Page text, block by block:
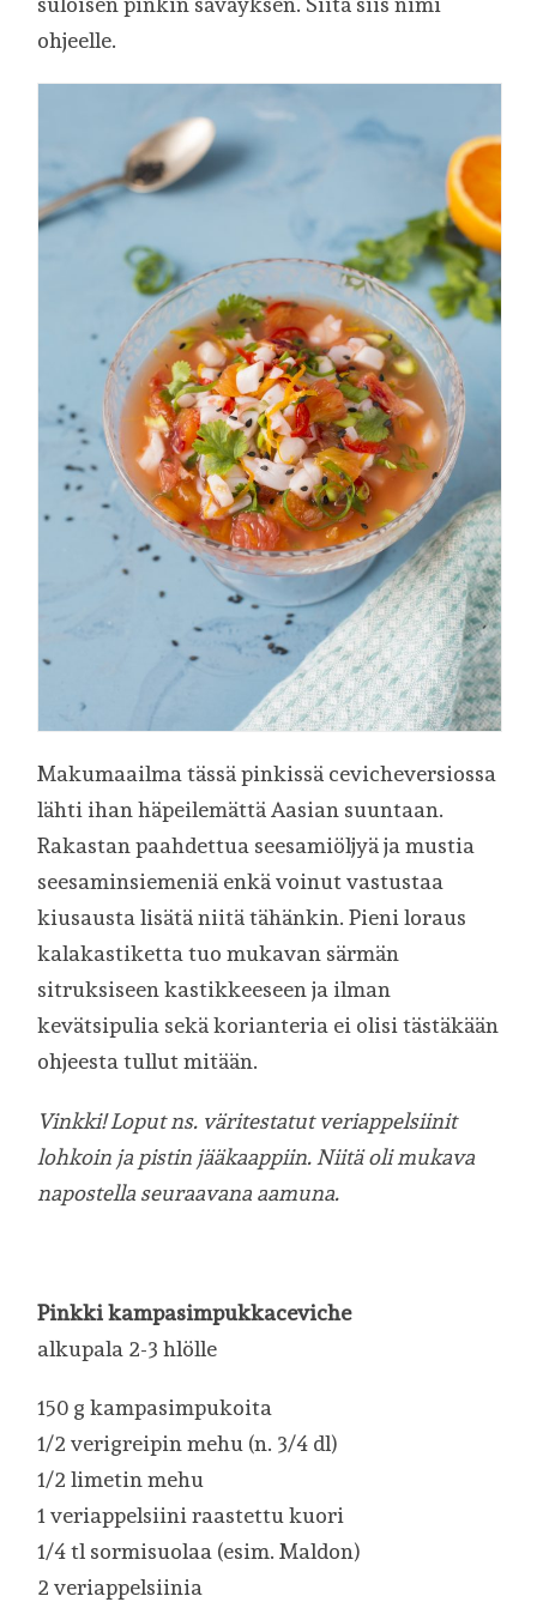
ohjeelle.
Makumaailma tässä pinkissä cevicheversiossa
lähti ihan häpeilemättä Aasian suuntaan.
Rakastan paahdettua seesamiöljyä ja mustia
seesaminsiemeniä enkä voinut vastustaa
kiusausta lisätä niitä tähänkin. Pieni loraus
kalakastiketta tuo mukavan särmän
sitruksiseen kastikkeeseen ja ilman
kevätsipulia sekä korianteria ei olisi tästäkään
ohjeesta tullut mitään.
Vinkki! Loput ns. väritestatut veriappelsiinit
lohkoin ja pistin jääkaappiin. Niitä oli mukava
napostella seuraavana aamuna.
Pinkki kampasimpukkaceviche
alkupala 2-3 hlölle
150 g kampasimpukoita
1/2 verigreipin mehu (n. 3/4 dl)
1/2 limetin mehu
1 veriappelsiini raastettu kuori
1/4 tl sormisuolaa (esim. Maldon)
2 veriappelsiinia